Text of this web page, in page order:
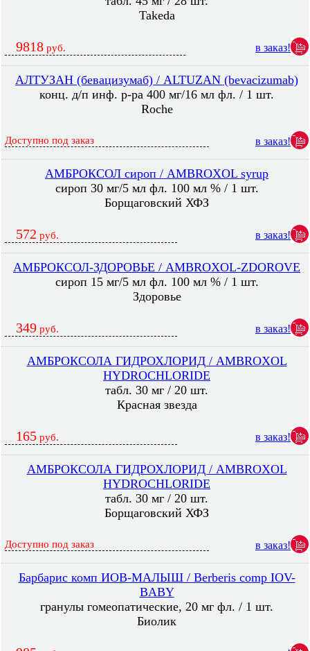
Takeda
9818 руб. в заказ!
АЛТУЗАН (бевацизумаб) / ALTUZAN (bevacizumab)
конц. д/п инф. р-ра 400 мг/16 мл фл. / 1 шт.
Roche
Доступно под заказ в заказ!
АМБРОКСОЛ сироп / AMBROXOL syrup
сироп 30 мг/5 мл фл. 100 мл % / 1 шт.
Борщаговский ХФЗ
572 руб. в заказ!
АМБРОКСОЛ-ЗДОРОВЬЕ / AMBROXOL-ZDOROVE
сироп 15 мг/5 мл фл. 100 мл % / 1 шт.
Здоровье
349 руб. в заказ!
АМБРОКСОЛА ГИДРОХЛОРИД / AMBROXOL
HYDROCHLORIDE
табл. 30 мг / 20 шт.
Красная звезда
165 руб. в заказ!
АМБРОКСОЛА ГИДРОХЛОРИД / AMBROXOL
HYDROCHLORIDE
табл. 30 мг / 20 шт.
Борщаговский ХФЗ
Доступно под заказ в заказ!
Барбарис комп ИОВ-МАЛЫШ / Berberis comp IOV-
BABY
гранулы гомеопатические, 20 мг фл. / 1 шт.
Биолик